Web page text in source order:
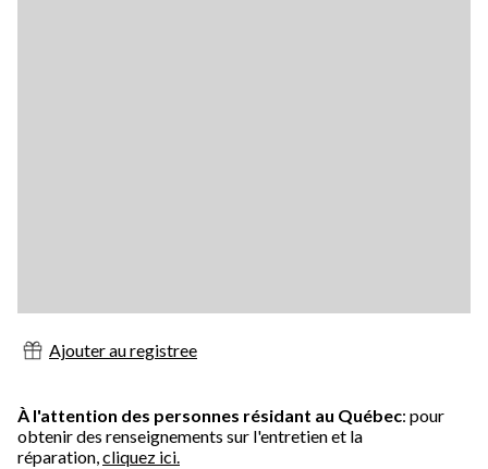
Ajouter au registree
À l'attention des personnes résidant au Québec: pour
obtenir des renseignements sur l'entretien et la
réparation,cliquez ici.